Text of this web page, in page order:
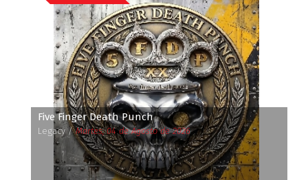
Five Finger Death Punch
Legacy /Martes, 04 de Agosto de 2026